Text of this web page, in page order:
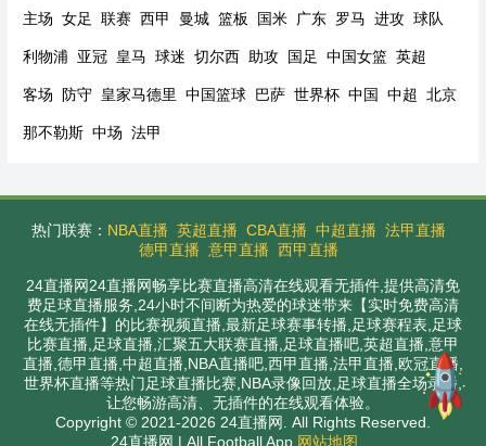
主场 女足 联赛 西甲 曼城 篮板 国米 广东 罗马 进攻 球队
利物浦 亚冠 皇马 球迷 切尔西 助攻 国足 中国女篮 英超
客场 防守 皇家马德里 中国篮球 巴萨 世界杯 中国 中超 北京
那不勒斯 中场 法甲
热门联赛： NBA直播 英超直播 CBA直播 中超直播 法甲直播
德甲直播 意甲直播 西甲直播
24直播网24直播网畅享比赛直播高清在线观看无插件,提供高清免
费足球直播服务,24小时不间断为热爱的球迷带来【实时免费高清
在线无插件】的比赛视频直播,最新足球赛事转播,足球赛程表,足球
比赛直播,足球直播,汇聚五大联赛直播,足球直播吧,英超直播,意甲
直播,德甲直播,中超直播,NBA直播吧,西甲直播,法甲直播,欧冠直播,
世界杯直播等热门足球直播比赛,NBA录像回放,足球直播全场录播,
让您畅游高清、无插件的在线观看体验。
Copyright © 2021-2026 24直播网. All Rights Reserved.
24直播网 | All Football App 网站地图